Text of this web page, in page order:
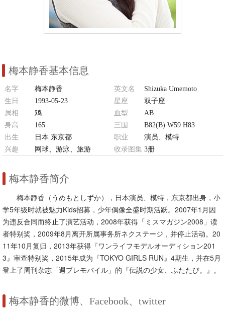
梅本静香基本信息
名字 梅本静香 英文名
Shizuka Umemoto
生日
1993-05-23 星座
双子座
属相
鸡 血型
AB
身高
165 三围
B82(B) W59 H83
出生
日本 东京都 职业
演员、模特
兴趣
网球、游泳、旅游 收录图集 3册
梅本静香简介
梅本静香（うめもとしずか），日本演员、模特，东京都出身，小
学5年级时就被魅力Kids招募，少年偶像全盛时期活跃。2007年1月因
为违反合同而终止了演艺活动，2008年获得「ミスマガジン2008」读
者特别奖，2009年8月离开所属事务所ネクステージ，并停止活动。20
11年10月复归，2013年获得『ワンライフモデルオーディション201
3』审查特别奖，2015年成为『TOKYO GIRLS RUN』4期生，并在5月
登上了周刊杂志「週プレモバイル」的『伝説の少女、ふたたび。』。
梅本静香的微博、Facebook、twitter